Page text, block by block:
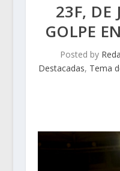
23F, DE
GOLPE
Posted by
Destacadas, Tema